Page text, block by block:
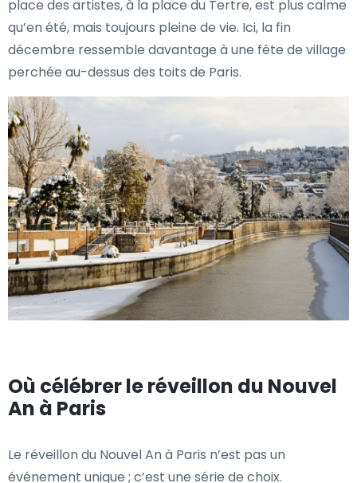
place des artistes, à la place du Tertre, est plus calme
qu’en été, mais toujours pleine de vie. Ici, la fin
décembre ressemble davantage à une fête de village
perchée au-dessus des toits de Paris.
Où célébrer le réveillon du Nouvel
An à Paris
Le réveillon du Nouvel An à Paris n’est pas un
événement unique ; c’est une série de choix.